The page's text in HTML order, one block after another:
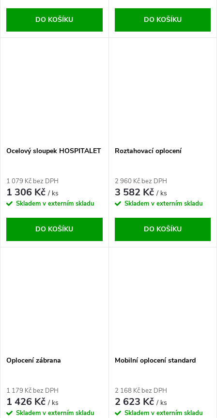
DO KOŠÍKU DO KOŠÍKU
Ocelový sloupek HOSPITALET
1 079 Kč bez DPH
1 306 Kč/ ks
Skladem v externím skladu
DO KOŠÍKU
Roztahovací oplocení
2 960 Kč bez DPH
3 582 Kč/ ks
Skladem v externím skladu
DO KOŠÍKU
Oplocení zábrana
1 179 Kč bez DPH
1 426 Kč/ ks
Skladem v externím skladu
Mobilní oplocení standard
2 168 Kč bez DPH
2 623 Kč/ ks
Skladem v externím skladu